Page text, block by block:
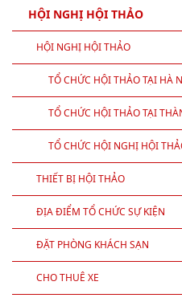
CÁC SÂN VẬN ĐỘNG TẠI VIỆT
TOUR DU LỊCH
DỊCH VỤ KHÁC
HỘI NGHỊ HỘI THẢO
HỘI NGHỊ HỘI THẢO
TỔ CHỨC HỘI THẢO TẠI HÀ
TỔ CHỨC HỘI THẢO TẠI
TỔ CHỨC HỘI NGHỊ HỘI
THIẾT BỊ HỘI THẢO